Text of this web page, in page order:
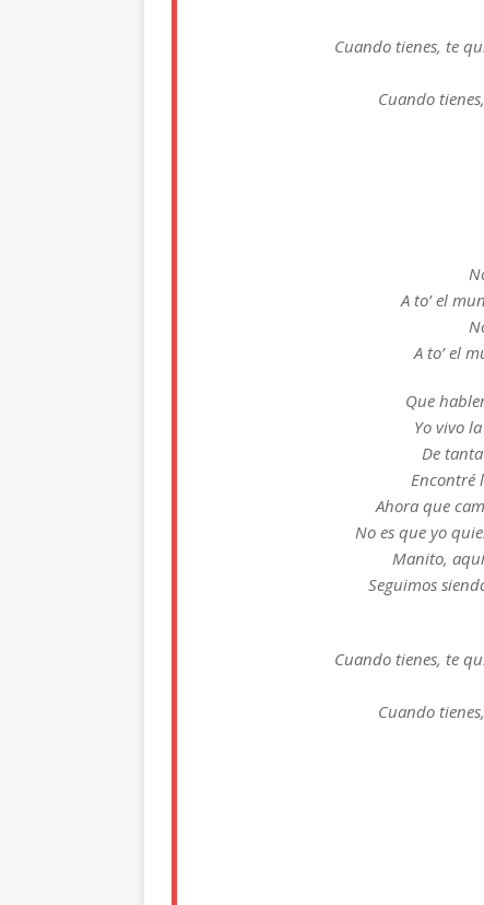
Cuando tienes, te
Cuando
A to’ el
A to’ el
Que
Yo vivo
De
Encontré
Ahora que
No es que yo
Manito, aquí
Seguimos
Cuando tienes, te
Cuando